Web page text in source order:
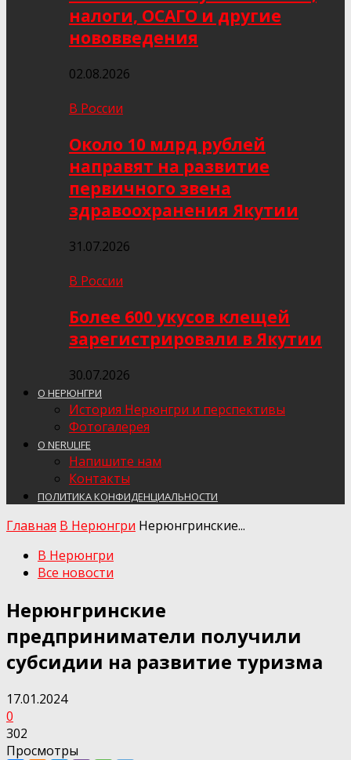
налоги, ОСАГО и другие
нововведения
02.08.2026
В России
Около 10 млрд рублей
направят на развитие
первичного звена
здравоохранения Якутии
31.07.2026
В России
Более 600 укусов клещей
зарегистрировали в Якутии
30.07.2026
О НЕРЮНГРИ
История Нерюнгри и перспективы
Фотогалерея
О NERULIFE
Напишите нам
Контакты
ПОЛИТИКА КОНФИДЕНЦИАЛЬНОСТИ
Главная В Нерюнгри Нерюнгринские...
В Нерюнгри
Все новости
Нерюнгринские
предприниматели получили
субсидии на развитие туризма
17.01.2024
0
302
Просмотры